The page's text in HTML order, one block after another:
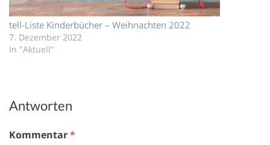
tell-Liste Kinderbücher – Weihnachten 2022
7. Dezember 2022
In "Aktuell"
Antworten
Kommentar*